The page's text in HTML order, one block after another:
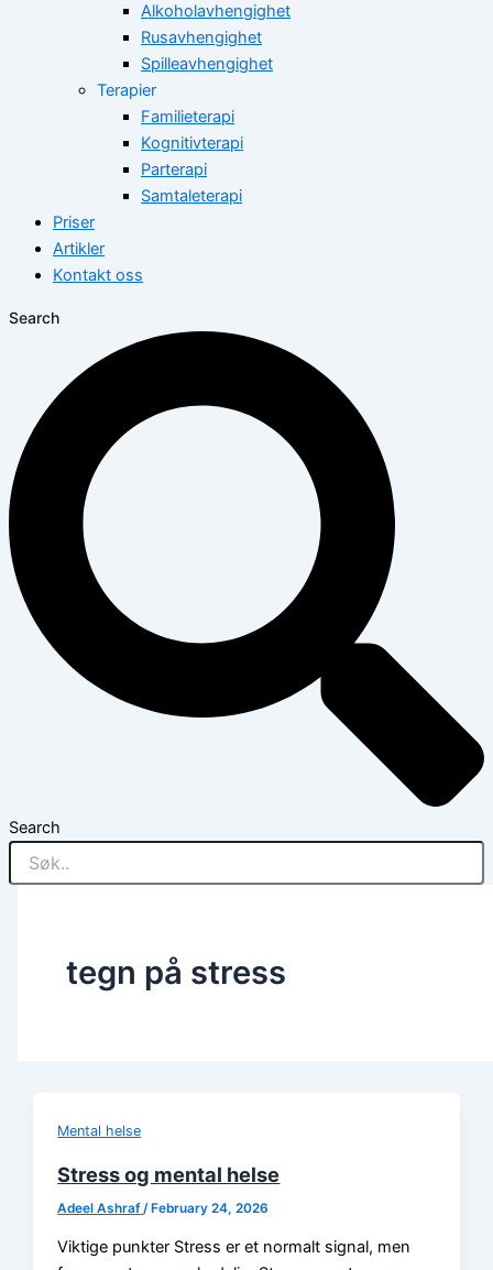
Alkoholavhengighet
Rusavhengighet
Spilleavhengighet
Terapier
Familieterapi
Kognitivterapi
Parterapi
Samtaleterapi
Priser
Artikler
Kontakt oss
Search
Search
tegn på stress
Mental helse
Stress og mental helse
Adeel Ashraf /February 24, 2026
Viktige punkter Stress er et normalt signal, men